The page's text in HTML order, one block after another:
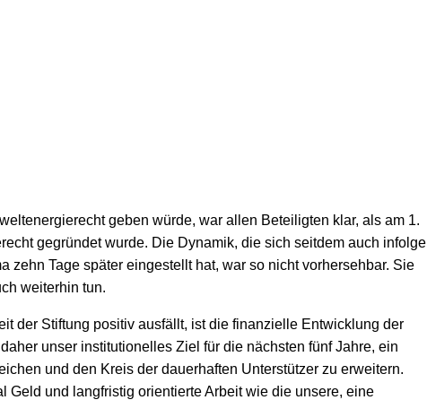
geben würde, war allen Beteiligten klar, als am 1.
gegründet wurde. Die Dynamik, die sich seitdem auch infolge
zehn Tage später eingestellt hat, war so nicht vorhersehbar. Sie
weiterhin tun.
der Stiftung positiv ausfällt, ist die finanzielle Entwicklung der
unser institutionelles Ziel für die nächsten fünf Jahre, ein
und den Kreis der dauerhaften Unterstützer zu erweitern.
Geld und langfristig orientierte Arbeit wie die unsere, eine